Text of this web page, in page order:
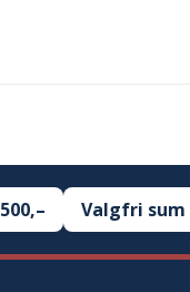
500,– Valgfri sum